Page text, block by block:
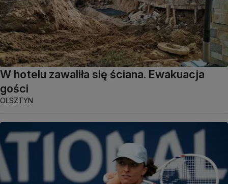
W hotelu zawaliła się ściana. Ewakuacja
gości
OLSZTYN